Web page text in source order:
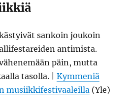
sankoin joukoin
antimista.
päin, mutta
tasolla. |Kymmeniä
musiikkifestivaaleilla (Yle)